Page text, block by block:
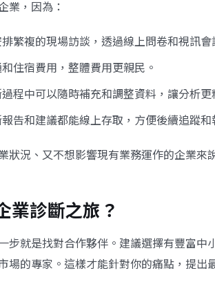
業，因為：
排繁複的現場訪談，透過線上問卷和視訊會
和住宿費用，整體費用更親民。
過程中可以隨時補充和調整資料，讓分析更
報告和建議都能線上存取，方便後續追蹤和
狀況、又不想影響現有業務運作的企業來
業診斷之旅？
步就是找對合作夥伴。建議選擇有豐富中
場的專家。這樣才能針對你的痛點，提出